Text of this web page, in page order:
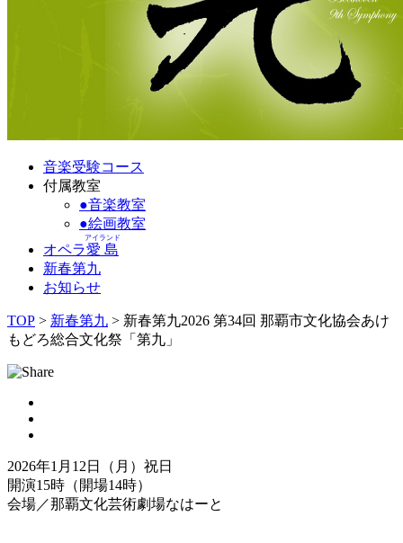
音楽受験コース
付属教室
●音楽教室
●絵画教室
オペラ愛島
アイランド
新春第九
お知らせ
TOP > 新春第九 > 新春第九2026 第34回 那覇市文化協会あけ
もどろ総合文化祭「第九」
2026年1月12日（月）祝日
開演15時（開場14時）
会場／那覇文化芸術劇場なはーと